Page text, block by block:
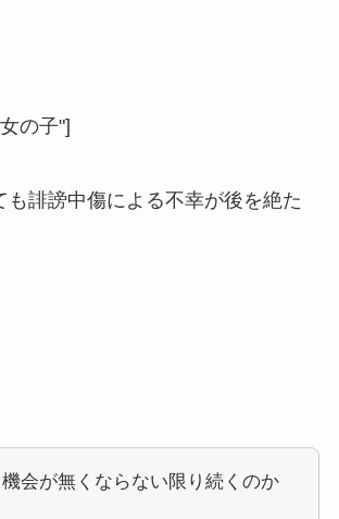
の子"]
も誹謗中傷による不幸が後を絶た
会が無くならない限り続くのか